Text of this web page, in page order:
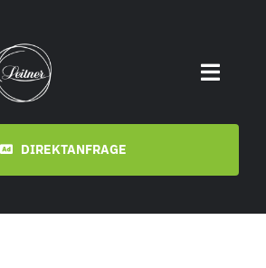
Toggle
DIREKTANFRAGE